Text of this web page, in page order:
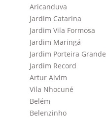
Aricanduva
Jardim Catarina
Jardim Vila Formosa
Jardim Maringá
Jardim Porteira Grande
Jardim Record
Artur Alvim
Vila Nhocuné
Belém
Belenzinho